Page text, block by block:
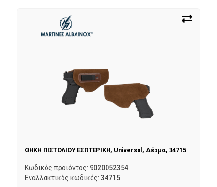
ΘΗΚΗ ΠΙΣΤΟΛΙΟΥ ΕΣΩΤΕΡΙΚΗ, Universal, Δέρμα, 34715
Κωδικός προϊόντος: 9020052354
Εναλλακτικός κωδικός: 34715